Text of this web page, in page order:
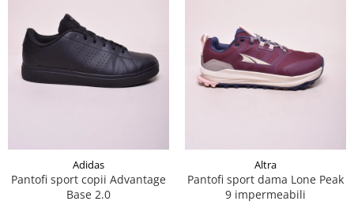
Adidas
Pantofi sport copii Advantage
Base 2.0
Altra
Pantofi sport dama Lone Peak
9 impermeabili